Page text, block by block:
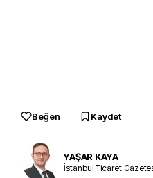
Beğen Kaydet
YAŞAR KAYA
İstanbul Ticaret